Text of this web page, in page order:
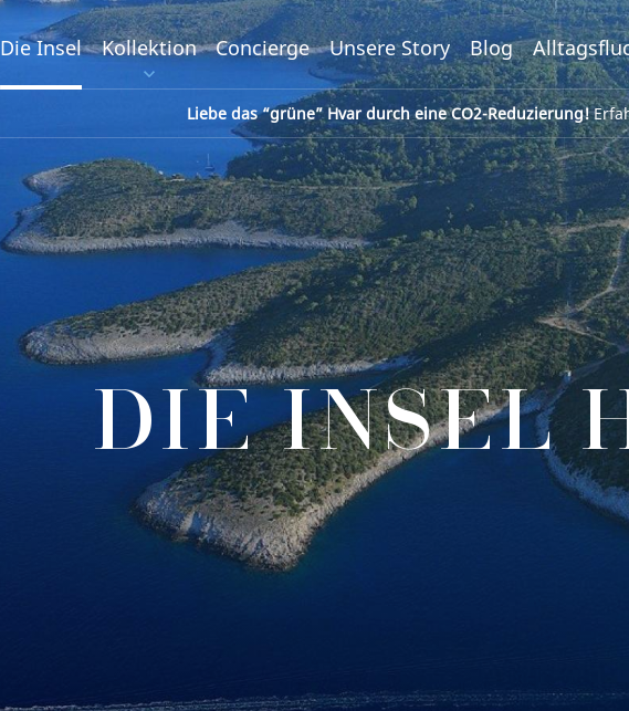
Die Insel Kollektion Concierge Unsere Story Blog
Liebe das “grüne” Hvar durch eine CO2-Reduzierung!
DIE INSEL